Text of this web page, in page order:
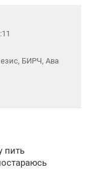
БИРЧ, Ава
пить